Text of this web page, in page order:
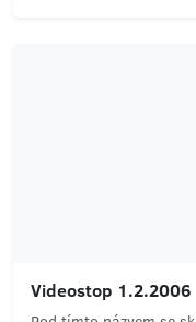
Videostop 1.2.2006